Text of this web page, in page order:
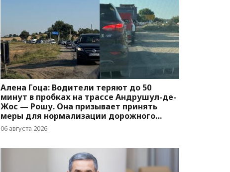
Алена Гоца: Водители теряют до 50
минут в пробках на трассе Андрушул-де-
Жос — Рошу. Она призывает принять
меры для нормализации дорожного
движения
06 августа 2026